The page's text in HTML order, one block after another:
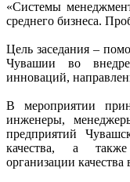
«Системы
среднего бизнеса.
Цель заседания –
Чувашии во
инноваций,
В мероприятии
инженеры,
предприятий
качества, а также
организации